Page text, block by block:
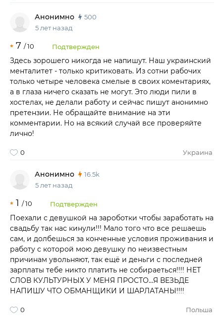
Анонимно
500
5 лет назад
7 /10 Подтвержден
Здесь зорошего никогда не напишут. Наш украинский
менталитет - только критиковать. Из сотни рабочих
только четыре человека смелые в своих коментариях,
а в глаза ничего сказать не могут. Это люди пили в
хостелах, не делали работу и сейчас пишут анонимно
претензии. Не обращайте внимание на эти
комментарии. Но на всякий случай все проверяйте
лично!
0 Украина
Анонимно
16.5k
5 лет назад
1 /10 Подтвержден
Поехали с девушкой на зароботки чтобы заработать на
свадьбу так нас кинули!!! Мало того что все решаешь
сам, и долбешься за конченные условия проживания и
работу с которой мою девушку по неизвестным
причинам увольняют, так ещё и деньги с последней
зарплаты тебе никто платить не собираеться!!!! НЕТ
СЛОВ КУЛЬТУРНЫХ У МЕНЯ ПРОСТО...Я ВЕЗЬДЕ
НАПИШУ ЧТО ОБМАНЩИКИ И ШАРЛАТАНЫ!!!!
0 Польша